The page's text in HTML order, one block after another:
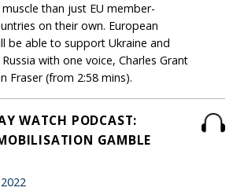
than just EU member-
on their own. European
be able to support Ukraine and
with one voice, Charles Grant
Fraser (from 2:58 mins).
WATCH PODCAST:
GAMBLE